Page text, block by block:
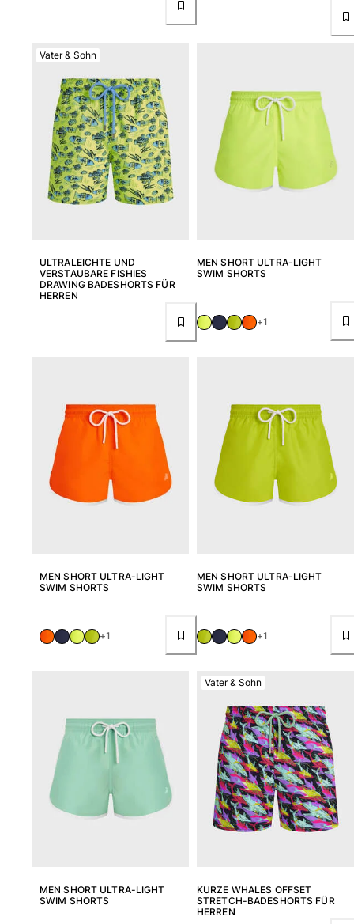
ULTRALEICHTE UND
VERSTAUBARE FISHIES
DRAWING BADESHORTS FÜR
HERREN
Vater & Sohn
MEN SHORT ULTRA-LIGHT
SWIM SHORTS
+1
MEN SHORT ULTRA-LIGHT
SWIM SHORTS
+1
MEN SHORT ULTRA-LIGHT
SWIM SHORTS
+1
MEN SHORT ULTRA-LIGHT
SWIM SHORTS
KURZE WHALES OFFSET
STRETCH-BADESHORTS FÜR
HERREN
Vater & Sohn